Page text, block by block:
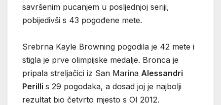
savršenim pucanjem u posljednjoj seriji,
pobijedivši s 43 pogođene mete.
Srebrna Kayle Browning pogodila je 42 mete i
stigla je prve olimpijske medalje. Bronca je
pripala streljačici iz San Marina Alessandri
Perilli s 29 pogodaka, a dosad joj je najbolji
rezultat bio četvrto mjesto s OI 2012.